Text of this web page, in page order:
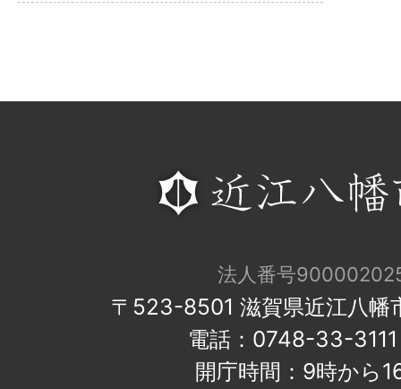
法人番号
〒523-8501 滋賀県近江八幡
電話：0748-33-
開庁時間：9時から